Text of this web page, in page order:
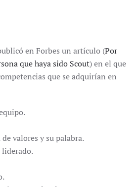
en Forbes un artículo (Por
que haya sido Scout) en el que
que se adquirían en
de valores y su palabra.
liderado.